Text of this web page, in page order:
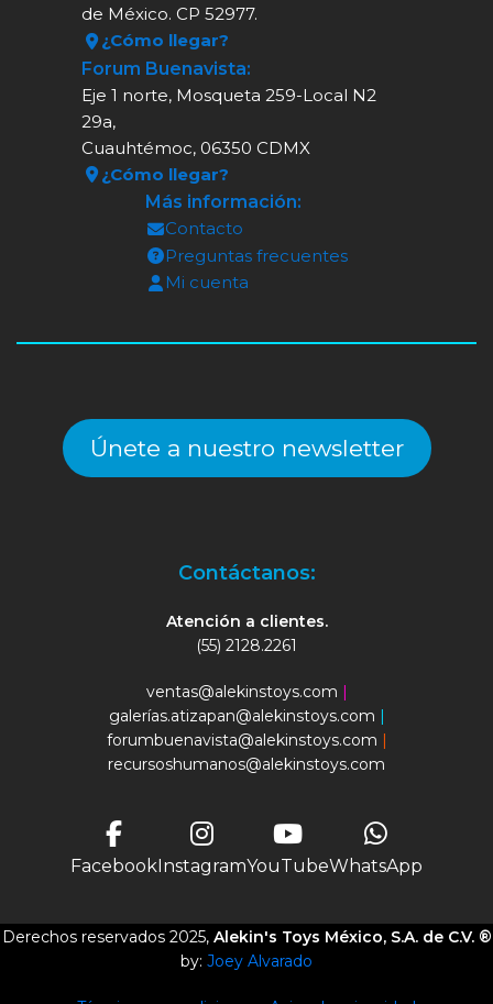
de México. CP 52977.
¿Cómo llegar?
Forum Buenavista:
Eje 1 norte, Mosqueta 259-Local N2
29a,
Cuauhtémoc, 06350 CDMX
¿Cómo llegar?
Más información:
Contacto
Preguntas frecuentes
Mi cuenta
Únete a nuestro newsletter
Contáctanos:
Atención a clientes.
(55) 2128.2261
ventas@alekinstoys.com |
galerías.atizapan@alekinstoys.com |
forumbuenavista@alekinstoys.com |
recursoshumanos@alekinstoys.com
FacebookInstagramYouTubeWhatsApp
Derechos reservados 2025, Alekin's Toys México, S.A. de C.V. ®
by: Joey Alvarado